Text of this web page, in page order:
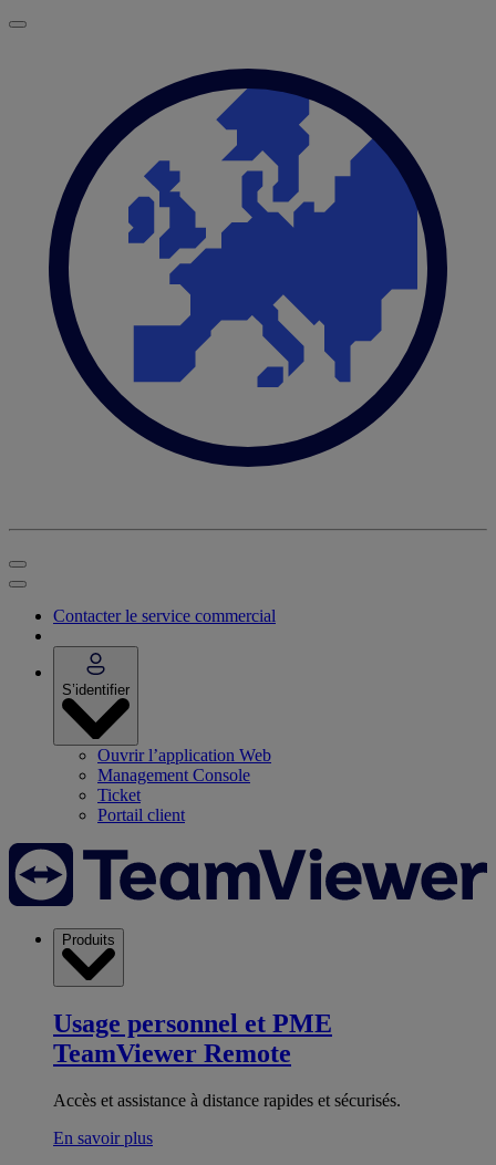
Contacter le service commercial
S’identifier
Ouvrir l’application Web
Management Console
Ticket
Portail client
Produits
Usage personnel et PME
TeamViewer Remote
Accès et assistance à distance rapides et sécurisés.
En savoir plus